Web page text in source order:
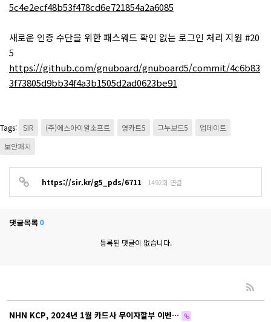
5c4e2ecf48b53f478cd6e721854a2a6085
새로운 인증 수단을 위한 패스워드 확인 없는 로그인 처리 지원 #20
5
https://github.com/gnuboard/gnuboard5/commit/4c6b83
3f73805d9bb34f4a3b1505d2ad0623be91
Tags: SIR (주)에스아이알소프트 영카트5 그누보드5
업데이트
보안패치
https://sir.kr/g5_pds/6711 1492회 연결
댓글목록 0
등록된 댓글이 없습니다.
NHN KCP, 2024년 1월 카드사 무이자할부 이벤…